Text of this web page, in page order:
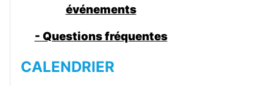
événements
- Questions fréquentes
CALENDRIER